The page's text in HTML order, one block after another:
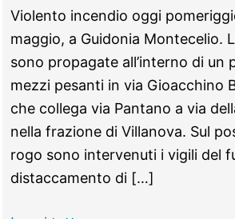
Violento incendio oggi
maggio, a Guidonia Montecelio.
sono propagate all’interno di un
mezzi pesanti in via Gioacchino
che collega via Pantano a via
nella frazione di Villanova. Sul
rogo sono intervenuti i vigili del
distaccamento di […]